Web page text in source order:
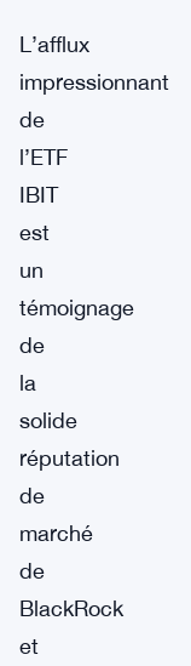
L’afflux
impressionnant
de
l’ETF
IBIT
est
un
témoignage
de
la
solide
réputation
de
marché
de
BlackRock
et